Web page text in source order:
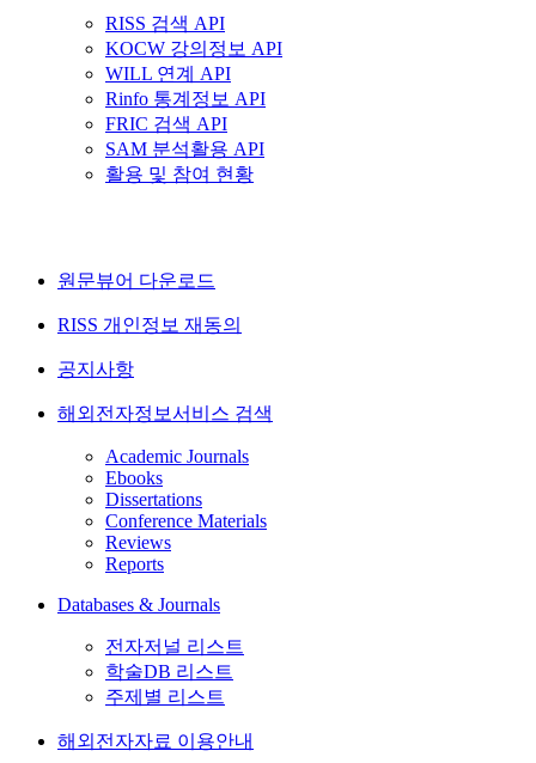
RISS 검색 API
KOCW 강의정보 API
WILL 연계 API
Rinfo 통계정보 API
FRIC 검색 API
SAM 분석활용 API
활용 및 참여 현황
원문뷰어 다운로드
RISS 개인정보 재동의
공지사항
해외전자정보서비스 검색
Academic Journals
Ebooks
Dissertations
Conference Materials
Reviews
Reports
Databases & Journals
전자저널 리스트
학술DB 리스트
주제별 리스트
해외전자자료 이용안내